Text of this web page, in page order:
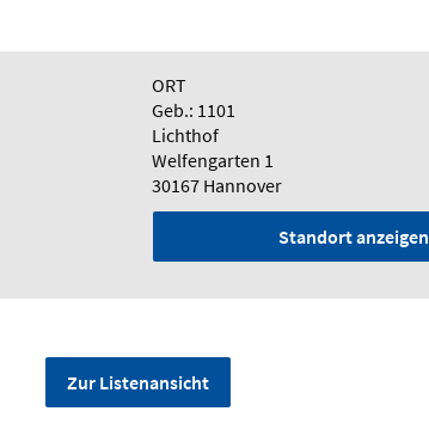
ORT
Geb.: 1101
Lichthof
Welfengarten 1
30167 Hannover
Standort anzeigen
Zur Listenansicht